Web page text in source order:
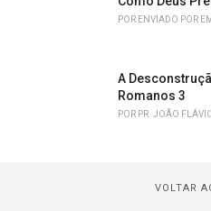
POR ENVIADO POR
A
Romanos 3
POR PR. JOÃO
VOLTAR